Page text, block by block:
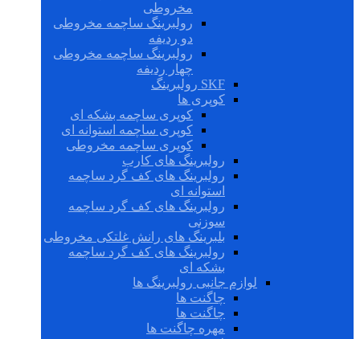
مخروطی
رولبرینگ ساچمه مخروطی
دو ردیفه
رولبرینگ ساچمه مخروطی
چهار ردیفه
SKF رولبرینگ
کوپری ها
کوپری ساچمه بشکه ای
کوپری ساچمه استوانه ای
کوپری ساچمه مخروطی
رولبرینگ های کارب
رولبرینگ های کف گرد ساچمه
استوانه ای
رولبرینگ های کف گرد ساچمه
سوزنی
بلبرینگ های رانش غلتکی مخروطی
رولبرینگ های کف گرد ساچمه
بشکه ای
لوازم جانبی رولبرینگ ها
چاگنت ها
چاگنت ها
مهره چاگنت ها